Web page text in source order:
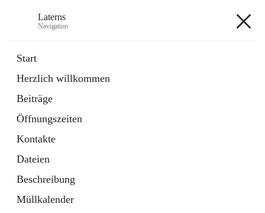
Laterns
Navigation
Start
Herzlich willkommen
Beiträge
Öffnungszeiten
Kontakte
Dateien
Beschreibung
Müllkalender
11 Schnellzugriffe
Soziales
1 Schnellzugriff